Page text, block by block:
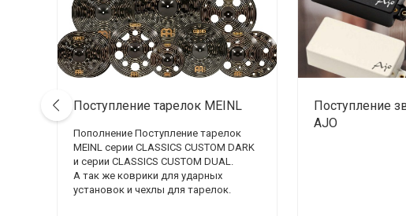
Поступление тарелок MEINL
Пополнение Поступление тарелок
MEINL серии CLASSICS CUSTOM DARK
и серии CLASSICS CUSTOM DUAL.
А так же коврики для ударных
установок и чехлы для тарелок.
Поступление
AJO